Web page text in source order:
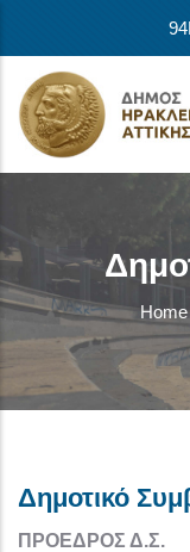
Home
Δημοτικό
ΠΡΟΕΔΡΟΣ Δ.Σ.